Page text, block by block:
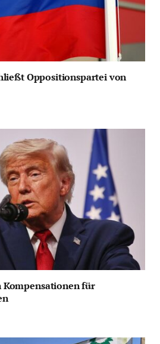
Oppositionspartei von
für